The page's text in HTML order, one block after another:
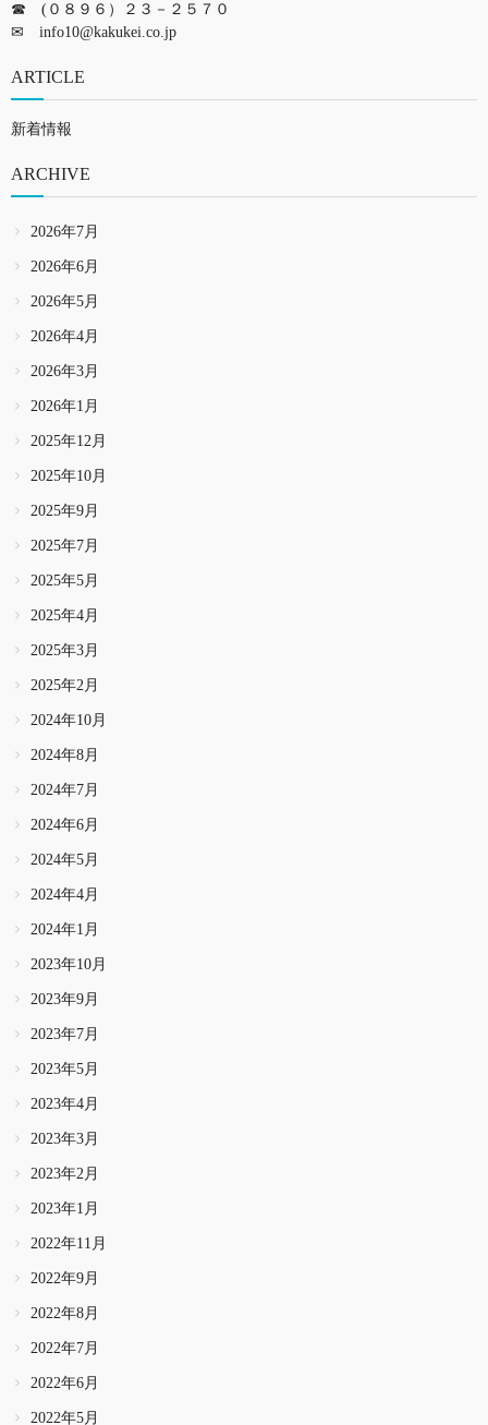
☎ (０８９６）２３－２５７０
✉ info10@kakukei.co.jp
ARTICLE
新着情報
ARCHIVE
2026年7月
2026年6月
2026年5月
2026年4月
2026年3月
2026年1月
2025年12月
2025年10月
2025年9月
2025年7月
2025年5月
2025年4月
2025年3月
2025年2月
2024年10月
2024年8月
2024年7月
2024年6月
2024年5月
2024年4月
2024年1月
2023年10月
2023年9月
2023年7月
2023年5月
2023年4月
2023年3月
2023年2月
2023年1月
2022年11月
2022年9月
2022年8月
2022年7月
2022年6月
2022年5月